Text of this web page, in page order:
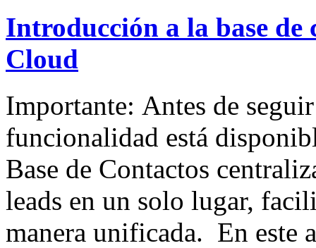
Introducción a la base de
Cloud
Importante: Antes de
funcionalidad está
Base de Contactos
leads en un solo lugar,
manera unificada. En este